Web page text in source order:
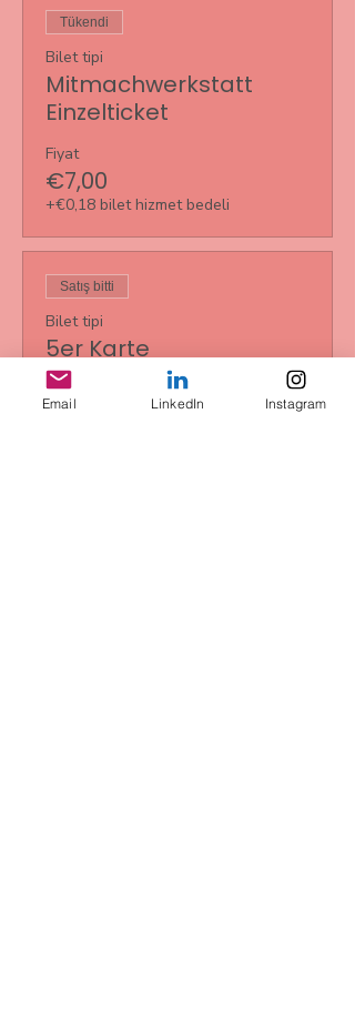
Tükendi
Bilet tipi
Mitmachwerkstatt
Einzelticket
Fiyat
€7,00
+€0,18 bilet hizmet bedeli
Satış bitti
Bilet tipi
5er Karte
Daha Fazla Bilgi
Email LinkedIn Instagram